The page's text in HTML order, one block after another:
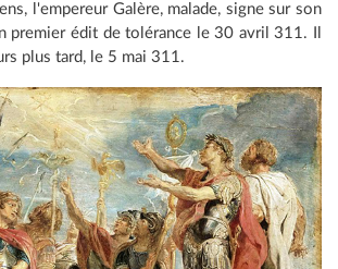
l'empereur Galère, malade, signe sur son
premier édit de tolérance le 30 avril 311. Il
plus tard, le 5 mai 311.